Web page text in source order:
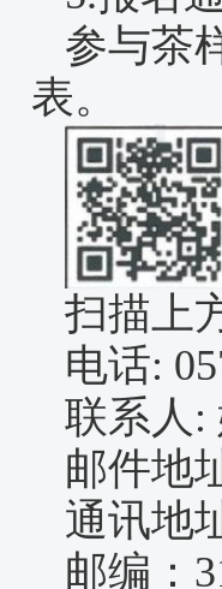
参与茶
表。
扫描上
电话:
联系人 :
邮件地
通讯地
邮编：